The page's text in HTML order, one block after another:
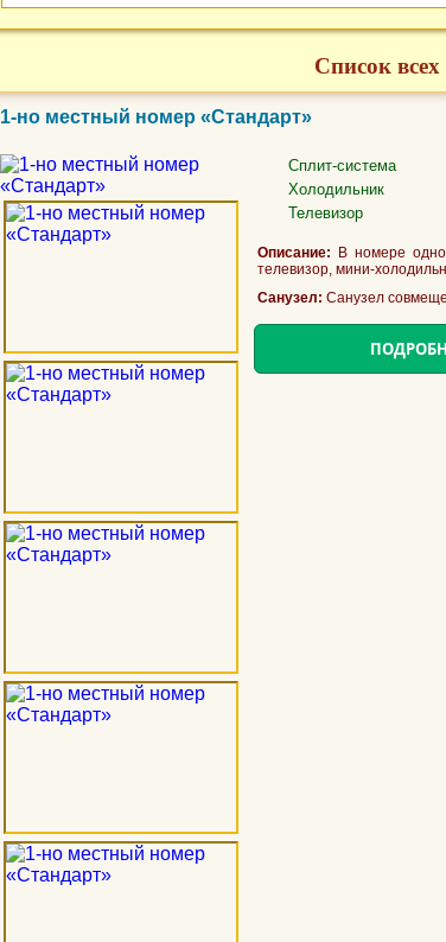
Список
1-но местный номер «Стандарт»
Сплит-система
Холодильник
Телевизор
Описание: В номере
телевизор, мини-
Санузел: Санузел